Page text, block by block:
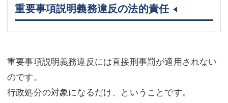
重要事項説明義務違反の法的責任
重要事項説明義務違反には直接刑事罰が適用されない
のです。
行政処分の対象になるだけ、ということです。